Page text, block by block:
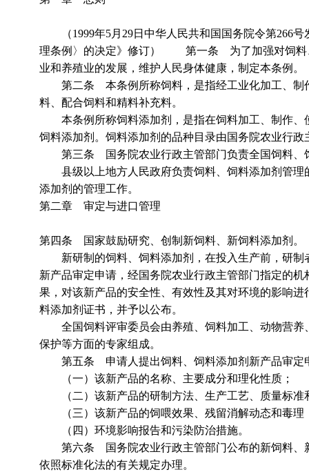
（1999年5月29日中华人民共和国国务院令第266号
理条例〉的决定》修订） 第一条 为了加强对饲料
业和养殖业的发展，维护人民身体健康，制定本条例。
第二条 本条例所称饲料，是指经工业化加工、制
料、配合饲料和精料补充料。
本条例所称饲料添加剂，是指在饲料加工、制作、
饲料添加剂。饲料添加剂的品种目录由国务院农业行政
第三条 国务院农业行政主管部门负责全国饲料、
县级以上地方人民政府负责饲料、饲料添加剂管理
添加剂的管理工作。
第二章 审定与进口管理
第四条 国家鼓励研究、创制新饲料、新饲料添加剂。
新研制的饲料、饲料添加剂，在投入生产前，研制
新产品审定申请，经国务院农业行政主管部门指定的
果，对该新产品的安全性、有效性及其对环境的影响
料添加剂证书，并予以公布。
全国饲料评审委员会由养殖、饲料加工、动物营养
保护等方面的专家组成。
第五条 申请人提出饲料、饲料添加剂新产品审定
（一）该新产品的名称、主要成分和理化性质；
（二）该新产品的研制方法、生产工艺、质量标准
（三）该新产品的饲喂效果、残留消解动态和毒理
（四）环境影响报告和污染防治措施。
第六条 国务院农业行政主管部门公布的新饲料、
依照标准化法的有关规定办理。